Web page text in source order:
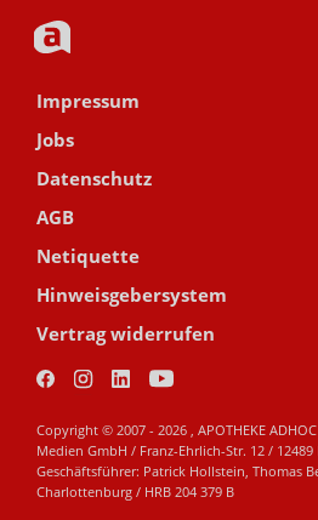
Impressum
Jobs
Datenschutz
AGB
Netiquette
Hinweisgebersystem
Vertrag widerrufen
Copyright © 2007 - 2026 , APOTHEKE
Medien GmbH / Franz-Ehrlich-Str. 12 / 12489
Geschäftsführer: Patrick Hollstein, Thomas
Charlottenburg / HRB 204 379 B